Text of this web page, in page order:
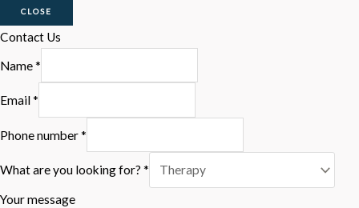
CLOSE
Contact Us
Name*
Email*
Phone number*
What are you looking for? *
Your message